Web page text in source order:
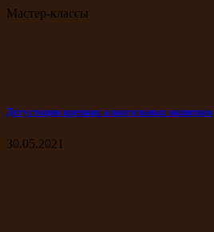
Мастер-классы
Дегустация крепких алкогольных напитков
30.05.2021